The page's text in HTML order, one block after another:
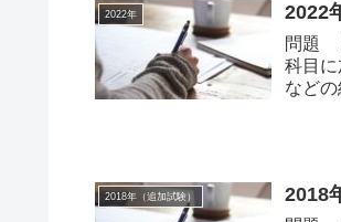
2022年 2022
問題
科目
など
2018年（追加試験） 2018